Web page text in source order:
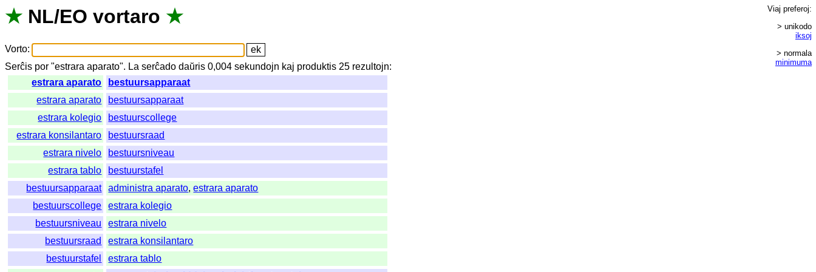
★ NL/EO vortaro ★
Vorto:
Serĉis por "estrara aparato". La serĉado daŭris 0,004sekundojn kaj produktis 25 rezultojn:
estrara aparato
bestuursapparaat
estrara aparato
bestuursapparaat
estrara kolegio
bestuurscollege
estrara konsilantaro
bestuursraad
estrara nivelo
bestuursniveau
estrara tablo
bestuurstafel
bestuursapparaat
administra aparato,estrara aparato
bestuurscollege
estrara kolegio
bestuursniveau
estrara nivelo
bestuursraad
estrara konsilantaro
bestuurstafel
estrara tablo
Viaj preferoj:
> unikodo
iksoj
> normala
minimuma